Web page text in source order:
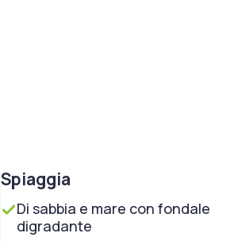
Spiaggia
Di sabbia e mare con fondale
digradante